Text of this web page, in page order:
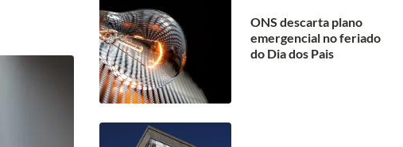
ONS descarta plano
emergencial no feriado
do Dia dos Pais